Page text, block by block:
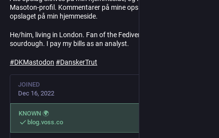
Masoton-profil. Kommentarer på mine opslag bliver backfeedet til
opslaget på min hjemmeside.
He/him, living in London. Fan of the Fediverse, the internet, and
sourdough. I pay my bills as an analyst.
#DKMastodon #DanskerTrut
JOINED
Dec 16, 2022
KNOWN 🌍
blog.voss.co